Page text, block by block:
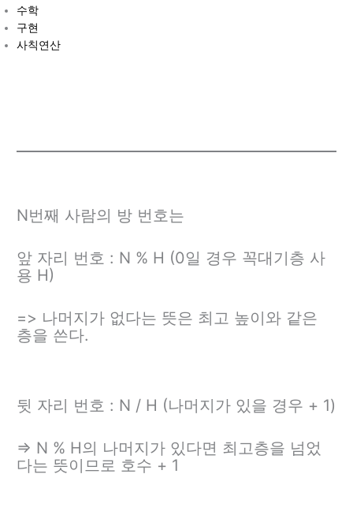
수학
구현
사칙연산
N번째 사람의 방 번호는
앞 자리 번호 : N % H (0일 경우 꼭대기층 사
용 H)
=> 나머지가 없다는 뜻은 최고 높이와 같은
층을 쓴다.
뒷 자리 번호 : N / H (나머지가 있을 경우 + 1)
=> N % H의 나머지가 있다면 최고층을 넘었
다는 뜻이므로 호수 + 1